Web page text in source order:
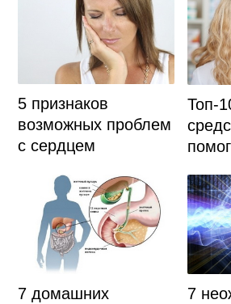
5 признаков
возможных проблем
с сердцем
Топ-
7 домашних
7